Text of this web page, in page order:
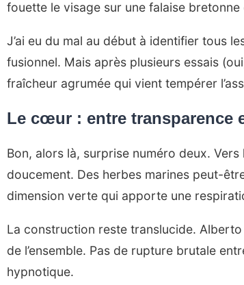
fouette le visage sur une falaise bretonne
J’ai eu du mal au début à identifier tous
fusionnel. Mais après plusieurs essais
fraîcheur agrumée qui vient tempérer
Le cœur : entre transparence
Bon, alors là, surprise numéro deux.
doucement. Des herbes marines peut-
dimension verte qui apporte une
La construction reste translucide.
de l’ensemble. Pas de rupture brutale
hypnotique.